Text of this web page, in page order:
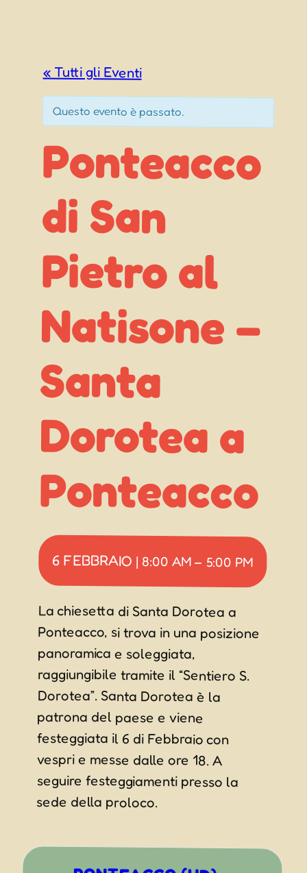
« Tutti gli Eventi
Questo evento è passato.
Ponteacco
di San
Pietro al
Natisone –
Santa
Dorotea a
Ponteacco
6 FEBBRAIO | 8:00 AM– 5:00 PM
La chiesetta di Santa Dorotea a
Ponteacco, si trova in una posizione
panoramica e soleggiata,
raggiungibile tramite il “Sentiero S.
Dorotea”. Santa Dorotea è la
patrona del paese e viene
festeggiata il 6 di Febbraio con
vespri e messe dalle ore 18. A
seguire festeggiamenti presso la
sede della proloco.